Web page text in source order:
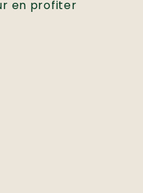
en profiter